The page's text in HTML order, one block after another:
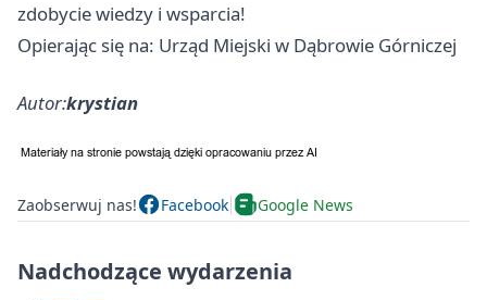
zdobycie wiedzy i wsparcia!
Opierając się na: Urząd Miejski w Dąbrowie Górniczej
Autor:krystian
Zaobserwuj nas! Facebook Google News
Nadchodzące wydarzenia